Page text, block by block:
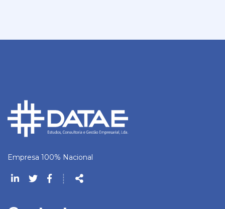
Empresa 100% Nacional
Siga-
┊